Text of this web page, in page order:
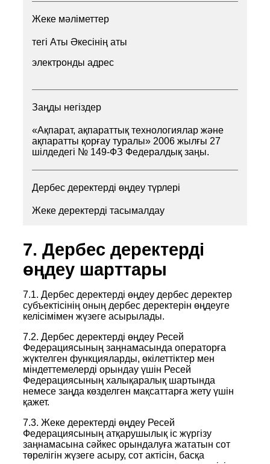
Жеке мәліметтер
тегі Аты Әкесінің аты
электронды адрес
Заңды негіздер
«Ақпарат, ақпараттық технологиялар және
ақпаратты қорғау туралы» 2006 жылғы 27
шілдедегі № 149-ФЗ Федералдық заңы.
Дербес деректерді өңдеу түрлері
Жеке деректерді тасымалдау
7. Дербес деректерді
өңдеу шарттары
7.1. Дербес деректерді өңдеу дербес деректер
субъектісінің оның дербес деректерін өңдеуге
келісімімен жүзеге асырылады.
7.2. Дербес деректерді өңдеу Ресей
Федерациясының заңнамасында операторға
жүктелген функцияларды, өкілеттіктер мен
міндеттемелерді орындау үшін Ресей
Федерациясының халықаралық шартында
немесе заңда көзделген мақсаттарға жету үшін
қажет.
7.3. Жеке деректерді өңдеу Ресей
Федерациясының атқарушылық іс жүргізу
заңнамасына сәйкес орындалуға жататын сот
төрелігін жүзеге асыру, сот актісін, басқа